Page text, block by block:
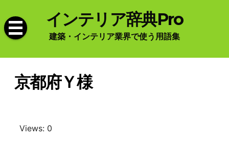
to
content
インテリア辞典Pro
建築・インテリア業界で使う用語集
京都府Ｙ様
Views: 0